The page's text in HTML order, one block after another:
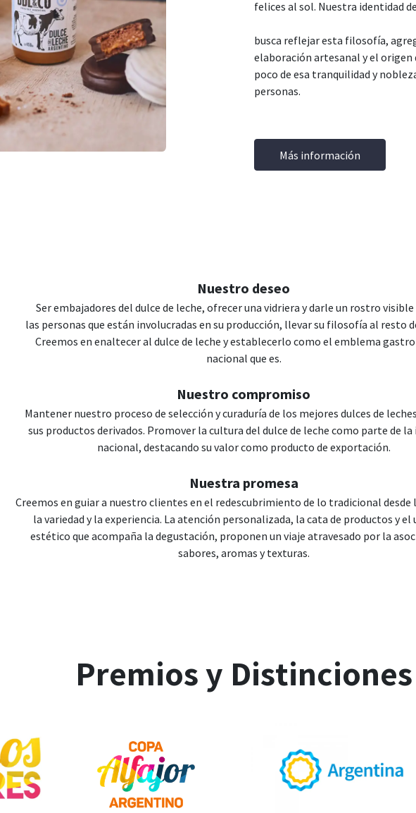
felices al sol. Nuestra identidad
busca reflejar esta filosofía,
elaboración artesanal y el origen
poco de esa tranquilidad y
personas.
Más información
Nuestro deseo
Ser embajadores del dulce de leche, ofrecer una vidriera y darle un rostro visible
las personas que están involucradas en su producción, llevar su filosofía al resto
Creemos en enaltecer al dulce de leche y establecerlo como el emblema
nacional que es.
Nuestro compromiso
Mantener nuestro proceso de selección y curaduría de los mejores dulces de
sus productos derivados. Promover la cultura del dulce de leche como parte de
nacional, destacando su valor como producto de exportación.
Nuestra promesa
Creemos en guiar a nuestro clientes en el redescubrimiento de lo tradicional desde
la variedad y la experiencia. La atención personalizada, la cata de productos y el
estético que acompaña la degustación, proponen un viaje atravesado por la
sabores, aromas y texturas.
Premios y Distinciones